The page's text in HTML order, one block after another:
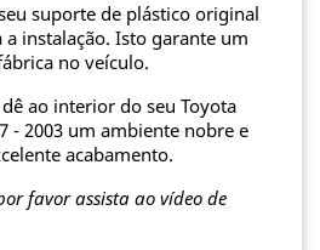
suporte de plástico original
instalação. Isto garante um
no veículo.
ao interior do seu Toyota
- 2003 um ambiente nobre e
acabamento.
favor assista ao vídeo de